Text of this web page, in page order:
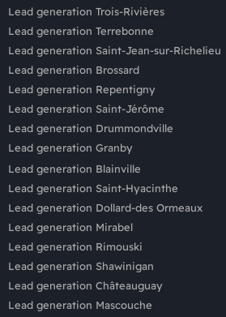
Lead generation Trois-Rivières
Lead generation Terrebonne
Lead generation Saint-Jean-sur-Richelieu
Lead generation Brossard
Lead generation Repentigny
Lead generation Saint-Jérôme
Lead generation Drummondville
Lead generation Granby
Lead generation Blainville
Lead generation Saint-Hyacinthe
Lead generation Dollard-des Ormeaux
Lead generation Mirabel
Lead generation Rimouski
Lead generation Shawinigan
Lead generation Châteauguay
Lead generation Mascouche